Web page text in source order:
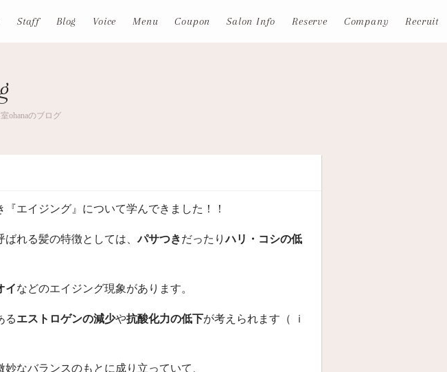
Staff Blog Voice Menu Coupon Salon Info Reserve Company Recruit
ohanaのブログ
エイジング』について学んできました！！
ばれる髪の特徴としては、パサつきだったりハリ・コシの低
イなどのエイジング現象があります。
るエストロゲンの減少や抗酸化力の低下が考えられます（ ｉ
なバランスのもとに成り立っていて、